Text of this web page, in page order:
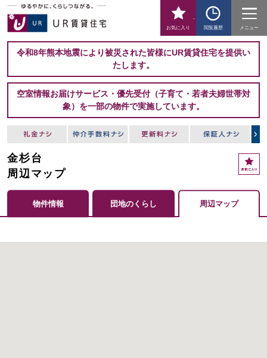
お気に入り
-
閲覧履歴
メニュー
令和8年熊本地震により被災された皆様にUR賃貸住宅を提供い
たします。
空室情報お届けサービス・優先受付（子育て・若者夫婦世帯対
象）を一部の物件で実施しています。
金杉台
周辺マップ
物件情報 団地のくらし 周辺マップ